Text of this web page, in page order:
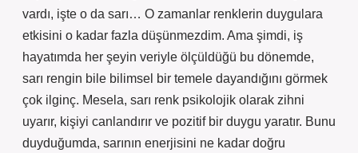
vardı, işte o da sarı… O zamanlar renklerin duygulara
etkisini o kadar fazla düşünmezdim. Ama şimdi, iş
hayatımda her şeyin veriyle ölçüldüğü bu dönemde,
sarı rengin bile bilimsel bir temele dayandığını görmek
çok ilginç. Mesela, sarı renk psikolojik olarak zihni
uyarır, kişiyi canlandırır ve pozitif bir duygu yaratır. Bunu
duyduğumda, sarının enerjisini ne kadar doğru